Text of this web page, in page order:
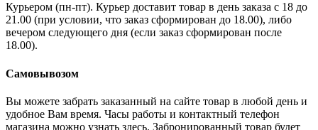
Курьером (пн-пт). Курьер доставит товар в день заказа с 18 до
21.00 (при условии, что заказ сформирован до 18.00), либо
вечером следующего дня (если заказ сформирован после
18.00).
Самовывозом
Вы можете забрать заказанный на сайте товар в любой день и
удобное Вам время. Часы работы и контактный телефон
магазина можно узнать здесь. Забронированный товар будет